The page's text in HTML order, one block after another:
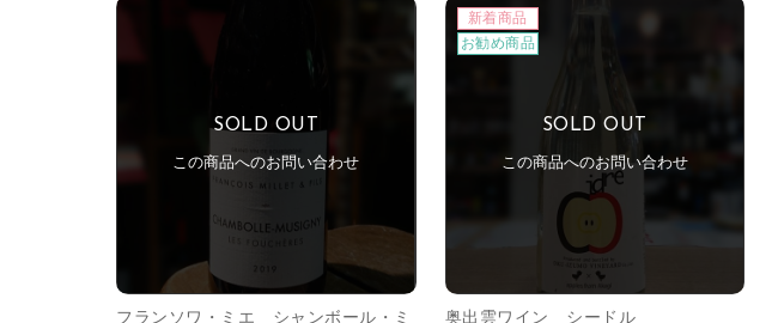
SOLD OUT
この商品へのお問い合わせ
フランソワ・ミエ シャンボール・ミ
新着商品
お勧め商品
SOLD OUT
この商品へのお問い合わせ
奥出雲ワイン シードル